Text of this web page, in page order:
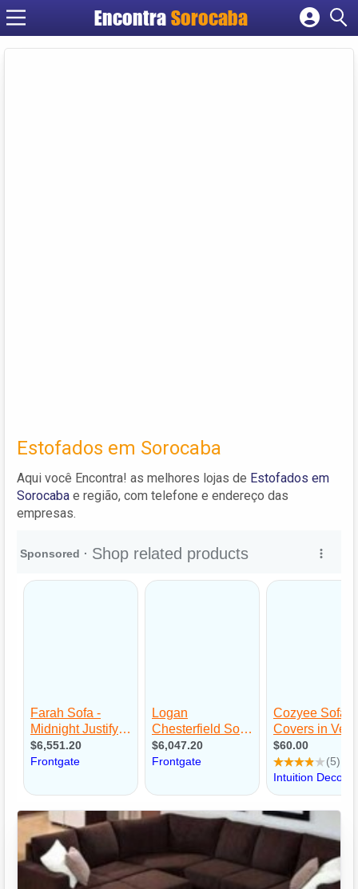
EncontraSorocaba
Cadastrar empresa
Estofados em Sorocaba
Aqui você Encontra! as melhores lojas de Estofados em
Sorocaba e região, com telefone e endereço das
empresas.